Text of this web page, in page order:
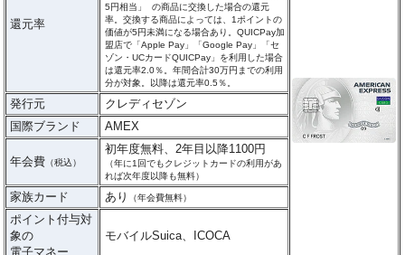
還元率
5円相当」 の商品に交換した場合の還元
率。交換する商品によっては、1ポイントの
価値が5円未満になる場合あり。QUICPay加
盟店で「Apple Pay」「Google Pay」「セ
ゾン・UCカードQUICPay」を利用した場合
は還元率2.0％。年間合計30万円までの利用
分が対象。以降は還元率0.5％。
発行元
クレディセゾン
国際ブランド
AMEX
年会費 （税込）
初年度無料、2年目以降1100円
（年に1回でもクレジットカードの利用があ
れば次年度以降も無料）
家族カード あり （年会費無料）
ポイント付与対
象の
電子マネー
モバイルSuica、ICOCA